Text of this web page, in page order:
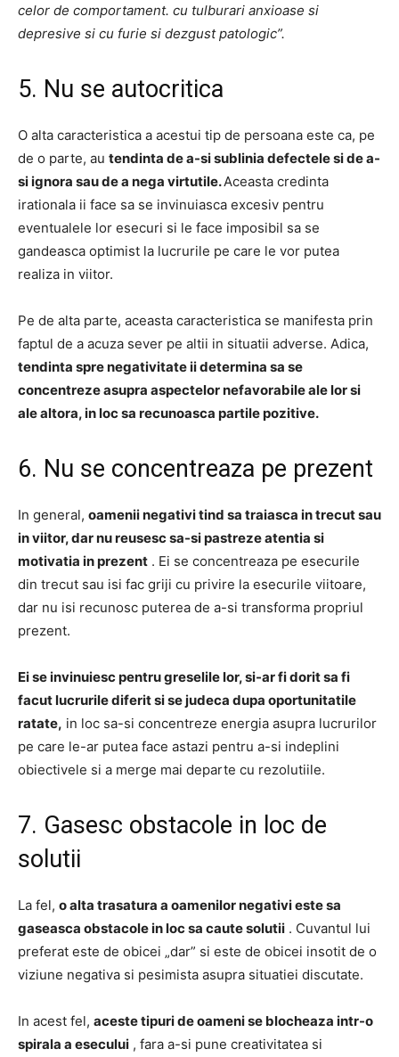
celor de comportament. cu tulburari anxioase si
depresive si cu furie si dezgust patologic”.
5. Nu se autocritica
O alta caracteristica a acestui tip de persoana este ca, pe
de o parte, au tendinta de a-si sublinia defectele si de a-
si ignora sau de a nega virtutile.Aceasta credinta
irationala ii face sa se invinuiasca excesiv pentru
eventualele lor esecuri si le face imposibil sa se
gandeasca optimist la lucrurile pe care le vor putea
realiza in viitor.
Pe de alta parte, aceasta caracteristica se manifesta prin
faptul de a acuza sever pe altii in situatii adverse. Adica,
tendinta spre negativitate ii determina sa se
concentreze asupra aspectelor nefavorabile ale lor si
ale altora, in loc sa recunoasca partile pozitive.
6. Nu se concentreaza pe prezent
In general, oamenii negativi tind sa traiasca in trecut sau
in viitor, dar nu reusesc sa-si pastreze atentia si
motivatia in prezent . Ei se concentreaza pe esecurile
din trecut sau isi fac griji cu privire la esecurile viitoare,
dar nu isi recunosc puterea de a-si transforma propriul
prezent.
Ei se invinuiesc pentru greselile lor, si-ar fi dorit sa fi
facut lucrurile diferit si se judeca dupa oportunitatile
ratate, in loc sa-si concentreze energia asupra lucrurilor
pe care le-ar putea face astazi pentru a-si indeplini
obiectivele si a merge mai departe cu rezolutiile.
7. Gasesc obstacole in loc de
solutii
La fel, o alta trasatura a oamenilor negativi este sa
gaseasca obstacole in loc sa caute solutii . Cuvantul lui
preferat este de obicei „dar” si este de obicei insotit de o
viziune negativa si pesimista asupra situatiei discutate.
In acest fel, aceste tipuri de oameni se blocheaza intr-o
spirala a esecului , fara a-si pune creativitatea si